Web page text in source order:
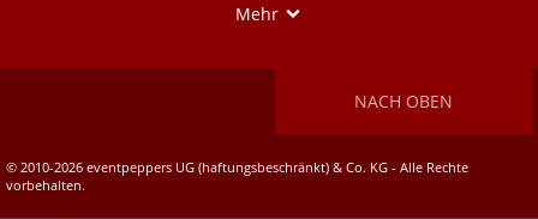
Mehr
NACH OBEN
© 2010-2026 eventpeppers UG (haftungsbeschränkt) & Co. KG - Alle Rechte
vorbehalten.